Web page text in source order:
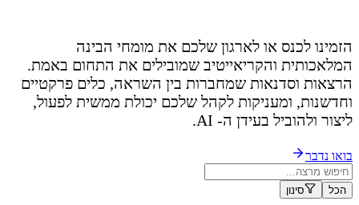
הזמינו לכנס או לארגון שלכם את מומחי הבינה
המלאכותית והקריאייטיב שמובילים את התחום באמת.
הרצאות וסדנאות שמחברות בין השראה, כלים פרקטיים
וחדשנות, ומעניקות לקהל שלכם יכולת ממשית לפעול,
ליצור ולהוביל בעידן ה- AI.
בואו נדבר
הכל סינון